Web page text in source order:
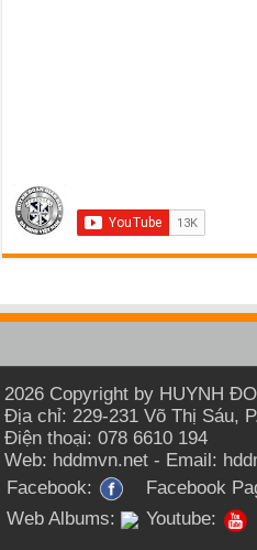
2026 Copyright by HUYNH
Địa chỉ: 229-231 Võ Thị Sáu,
Điện thoại: 078 6610 194
Web: hddmvn.net - Email:
Facebook:
Facebook
Web Albums:
Youtube: